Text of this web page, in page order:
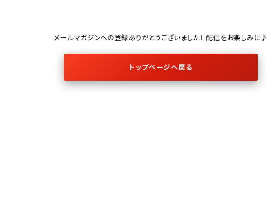
メールマガジンへの登録ありがとうございました！ 配信をお楽しみに♪
トップページへ戻る